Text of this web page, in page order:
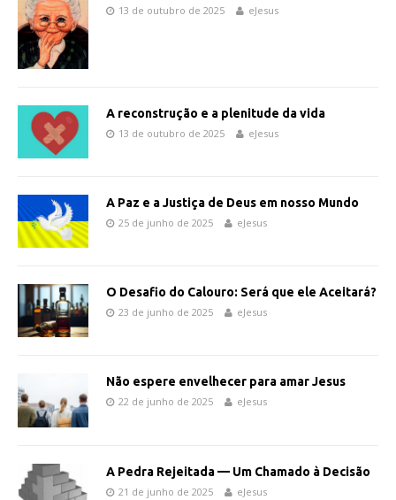
13 de outubro de 2025 eJesus
A reconstrução e a plenitude da vida
13 de outubro de 2025 eJesus
A Paz e a Justiça de Deus em nosso Mundo
25 de junho de 2025 eJesus
O Desafio do Calouro: Será que ele Aceitará?
23 de junho de 2025 eJesus
Não espere envelhecer para amar Jesus
22 de junho de 2025 eJesus
A Pedra Rejeitada — Um Chamado à Decisão
21 de junho de 2025 eJesus